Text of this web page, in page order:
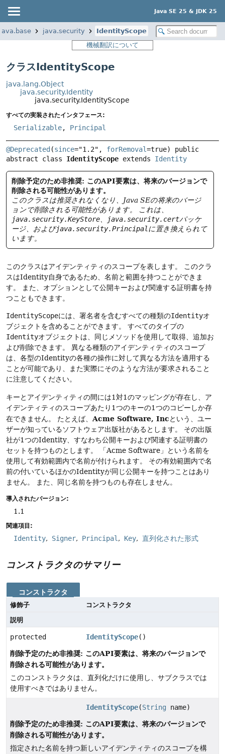
Java SE 25 & JDK 25
java.base java.security
IdentityScope
機械翻訳について
クラスIdentityScope
java.lang.Object
java.security.Identity
java.security.IdentityScope
すべての実装されたインタフェース:
Serializable, Principal
@Deprecated (since="1.2", forRemoval=true) public
abstract class IdentityScope extends Identity
削除予定のため非推奨: このAPI要素は、将来のバージョンで
削除される可能性があります。
このクラスは推奨されなくなり、Java SEの将来のバージ
ョンで削除される可能性があります。
これは、
java.security.KeyStore、 java.security.certパッケ
ージ、およびjava.security.Principalに置き換えられて
います。
このクラスはアイデンティティのスコープを表します。
このクラ
スはIdentity自身であるため、名前と範囲を持つことができま
す。
また、オプションとして公開キーおよび関連する証明書を持
つこともできます。
IdentityScopeには、署名者を含むすべての種類のIdentityオ
ブジェクトを含めることができます。
すべてのタイプの
Identityオブジェクトは、同じメソッドを使用して取得、追加お
よび削除できます。
異なる種類のアイデンティティのスコープ
は、各型のIdentityの各種の操作に対して異なる方法を適用する
ことが可能であり、また実際にそのような方法が要求されること
に注意してください。
キーとアイデンティティの間には1対1のマッピングが存在し、ア
イデンティティのスコープあたり1つのキーの1つのコピーしか存
在できません。
たとえば、 Acme Software, Incという、ユー
ザーが知っているソフトウェア出版社があるとします。
その出版
社が1つのIdentity、すなわち公開キーおよび関連する証明書の
セットを持つものとします。
「Acme Software」という名前を
使用して有効範囲内で名前が付けられます。
その有効範囲内で名
前の付いているほかのIdentityが同じ公開キーを持つことはあり
ません。
また、同じ名前を持つものも存在しません。
導入されたバージョン:
1.1
関連項目:
Identity Signer Principal Key 直列化された形式
コンストラクタのサマリー
コンストラクタ
修飾子
コンストラクタ
説明
protected IdentityScope()
削除予定のため非推奨: このAPI要素は、将来のバージョンで
削除される可能性があります。
このコンストラクタは、直列化だけに使用し、サブクラスでは
使用すべきではありません。
IdentityScope(String name)
削除予定のため非推奨: このAPI要素は、将来のバージョンで
削除される可能性があります。
指定された名前を持つ新しいアイデンティティのスコープを構